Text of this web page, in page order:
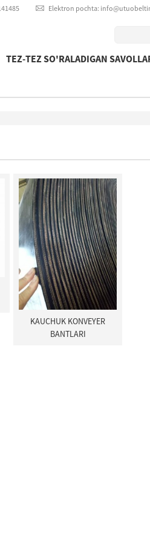
Elektron pochta:
TEZ-TEZ SO'RALADIGAN
KAUCHUK KONVEYER
BANTLARI